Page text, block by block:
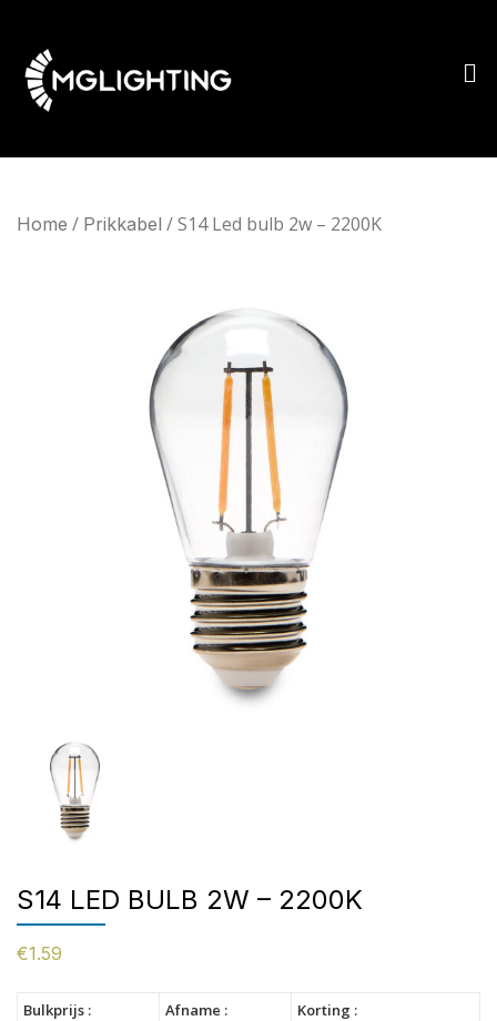
Home / Prikkabel / S14 Led bulb 2w – 2200K
S14 LED BULB 2W – 2200K
€1.59
Bulkprijs : Afname :
Korting :